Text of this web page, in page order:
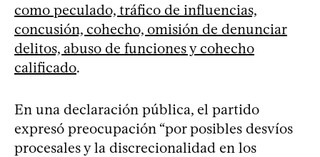
como peculado, tráfico de influencias,
concusión, cohecho, omisión de denunciar
delitos, abuso de funciones y cohecho
calificado.
En una declaración pública, el partido
expresó preocupación “por posibles desvíos
procesales y la discrecionalidad en los